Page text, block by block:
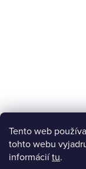
Tento web
tohto webu
informáciítu.